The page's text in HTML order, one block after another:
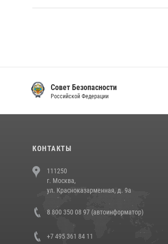
Совет Безопасности
Российской Федерации
КОНТАКТЫ
111250
г. Москва,
ул. Красноказарменная, д. 9а
8 800 350 08 97 (автоинформатор)
+7 495 361 84 11